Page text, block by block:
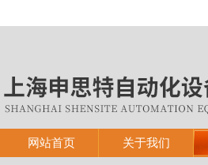
网站首页 关于我们